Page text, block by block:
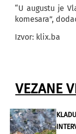
“U augustu je
komesara”,
Izvor: klix.ba
VEZANE